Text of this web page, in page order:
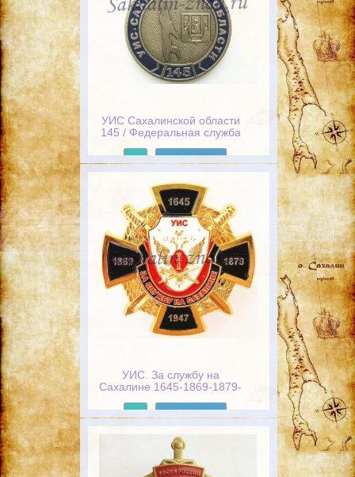
УИС Сахалинской области
145 / Федеральная служба
УИС. За службу на
Сахалине 1645-1869-1879-